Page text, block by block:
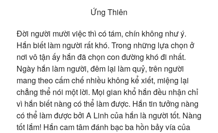
Ứng Thiên
Đời người mười việc thì có tám, chín không như ý.
Hắn biết làm người rất khó. Trong những lựa chọn ở
nơi vô tận ấy hắn đã chọn con đường khó đi nhất.
Ngày hắn làm người, đêm lại làm quỷ, trên người
mang theo cấm chế nhiều không kể xiết, miệng lại
chẳng thể nói một lời. Mọi gian khổ hắn đều nhận chỉ
vì hắn biết nàng có thể làm được. Hắn tin tưởng nàng
có thể làm được bởi A Linh của hắn là người tốt. Nàng
tốt lắm! Hắn cam tâmđánh bạc ba hồn bảy vía của